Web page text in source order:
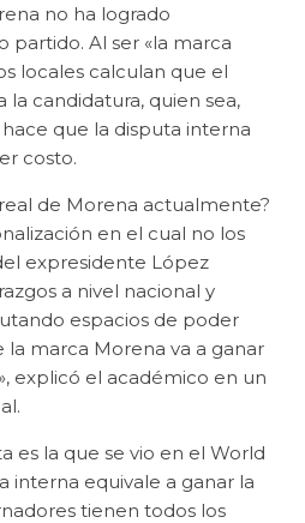
no ha logrado
partido. Al ser «la marca
locales calculan que el
candidatura, quien sea,
que la disputa interna
costo.
de Morena actualmente?
en el cual no los
expresidente López
a nivel nacional y
espacios de poder
marca Morena va a ganar
explicó el académico en un
es la que se vio en el World
interna equivale a ganar la
tienen todos los